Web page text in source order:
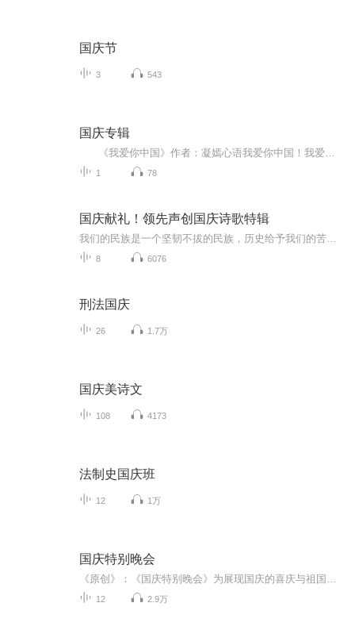
国庆节
3 543
国庆专辑
1 78
国庆献礼！领先声创国庆诗歌特辑
8 6076
刑法国庆
26 1.7万
国庆美诗文
108 4173
法制史国庆班
12 1万
国庆特别晚会
12 2.9万